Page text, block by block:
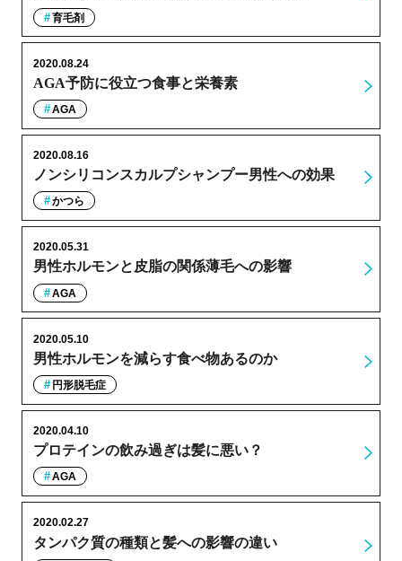
育毛剤
AGA予防に役立つ食事と栄養素
2020.08.24
AGA
ノンシリコンスカルプシャンプー男性への効果
2020.08.16
かつら
男性ホルモンと皮脂の関係薄毛への影響
2020.05.31
AGA
男性ホルモンを減らす食べ物あるのか
2020.05.10
円形脱毛症
プロテインの飲み過ぎは髪に悪い？
2020.04.10
AGA
タンパク質の種類と髪への影響の違い
2020.02.27